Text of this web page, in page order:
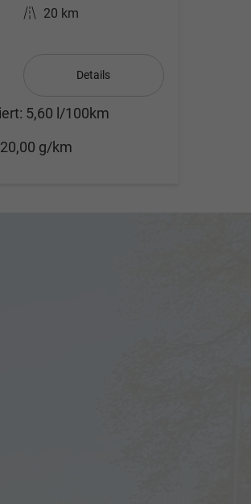
Kilometerstand 20 km
Details
5,60 l/100km
g/km